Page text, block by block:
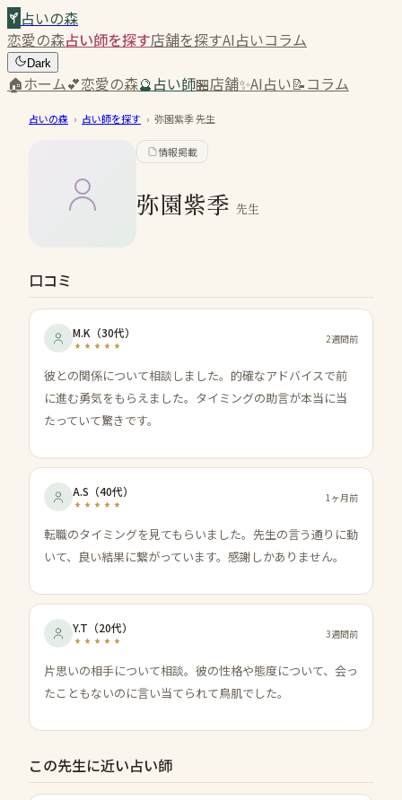
占いの森
恋愛の森占い師を探す店舗を探すAI占いコラム
Dark
🏠ホーム💕恋愛の森🔮占い師🏪店舗✨AI占い📝コラム
占いの森 › 占い師を探す › 弥園紫季先生
情報掲載
弥園紫季 先生
口コミ
M.K （30代） 2週間前
彼との関係について相談しました。的確なアドバイスで前
に進む勇気をもらえました。タイミングの助言が本当に当
たっていて驚きです。
A.S （40代） 1ヶ月前
転職のタイミングを見てもらいました。先生の言う通りに動
いて、良い結果に繋がっています。感謝しかありません。
Y.T （20代） 3週間前
片思いの相手について相談。彼の性格や態度について、会っ
たこともないのに言い当てられて鳥肌でした。
この先生に近い占い師